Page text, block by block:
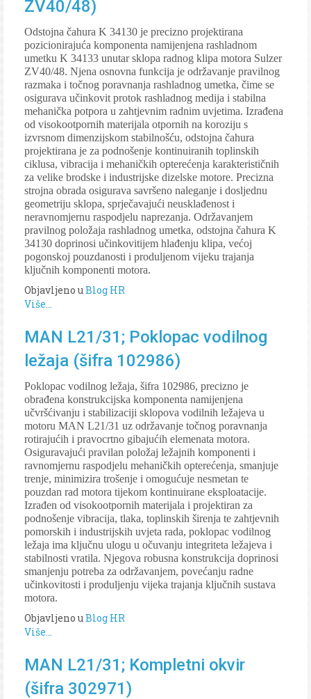
ZV40/48)
Odstojna čahura K 34130 je precizno projektirana
pozicionirajuća komponenta namijenjena rashladnom
umetku K 34133 unutar sklopa radnog klipa motora Sulzer
ZV40/48. Njena osnovna funkcija je održavanje pravilnog
razmaka i točnog poravnanja rashladnog umetka, čime se
osigurava učinkovit protok rashladnog medija i stabilna
mehanička potpora u zahtjevnim radnim uvjetima. Izrađena
od visokootpornih materijala otpornih na koroziju s
izvrsnom dimenzijskom stabilnošću, odstojna čahura
projektirana je za podnošenje kontinuiranih toplinskih
ciklusa, vibracija i mehaničkih opterećenja karakterističnih
za velike brodske i industrijske dizelske motore. Precizna
strojna obrada osigurava savršeno naleganje i dosljednu
geometriju sklopa, sprječavajući neusklađenost i
neravnomjernu raspodjelu naprezanja. Održavanjem
pravilnog položaja rashladnog umetka, odstojna čahura K
34130 doprinosi učinkovitijem hlađenju klipa, većoj
pogonskoj pouzdanosti i produljenom vijeku trajanja
ključnih komponenti motora.
Objavljeno uBlog HR
Više...
MAN L21/31; Poklopac vodilnog
ležaja (šifra 102986)
Poklopac vodilnog ležaja, šifra 102986, precizno je
obrađena konstrukcijska komponenta namijenjena
učvršćivanju i stabilizaciji sklopova vodilnih ležajeva u
motoru MAN L21/31 uz održavanje točnog poravnanja
rotirajućih i pravocrtno gibajućih elemenata motora.
Osiguravajući pravilan položaj ležajnih komponenti i
ravnomjernu raspodjelu mehaničkih opterećenja, smanjuje
trenje, minimizira trošenje i omogućuje nesmetan te
pouzdan rad motora tijekom kontinuirane eksploatacije.
Izrađen od visokootpornih materijala i projektiran za
podnošenje vibracija, tlaka, toplinskih širenja te zahtjevnih
pomorskih i industrijskih uvjeta rada, poklopac vodilnog
ležaja ima ključnu ulogu u očuvanju integriteta ležajeva i
stabilnosti vratila. Njegova robusna konstrukcija doprinosi
smanjenju potreba za održavanjem, povećanju radne
učinkovitosti i produljenju vijeka trajanja ključnih sustava
motora.
Objavljeno uBlog HR
Više...
MAN L21/31; Kompletni okvir
(šifra 302971)